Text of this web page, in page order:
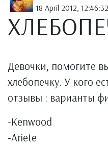
18 April 2012, 12:46:32
Девочки, помогите
хлебопечку. У кого
отзывы : варианты
-Kenwood
-Ariete